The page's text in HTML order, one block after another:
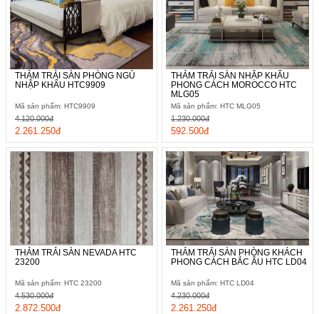
THẢM TRẢI SÀN PHÒNG NGỦ
NHẬP KHẨU HTC9909
Mã sản phẩm: HTC9909
2.261.250đ
4.120.000đ
THẢM TRẢI SÀN NHẬP KHẨU
PHONG CÁCH MOROCCO HTC
MLG05
Mã sản phẩm: HTC MLG05
592.500đ
1.230.000đ
THẢM TRẢI SÀN NEVADA HTC
23200
Mã sản phẩm: HTC 23200
2.872.500đ
4.530.000đ
THẢM TRẢI SÀN PHÒNG KHÁCH
PHONG CÁCH BẮC ÂU HTC LD04
Mã sản phẩm: HTC LD04
2.261.250đ
4.230.000đ